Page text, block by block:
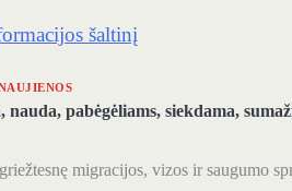
šaltinį
, nauda, pabėgėliams, siekdama,
migracijos, vizos ir saugumo